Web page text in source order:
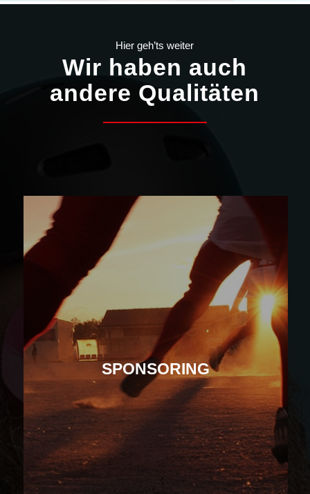
Hier geh’ts weiter
Wir haben auch
andere Qualitäten
SPONSORING